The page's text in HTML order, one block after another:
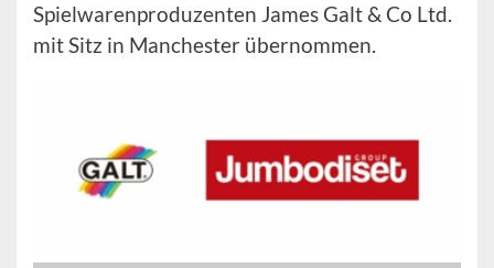
Spielwarenproduzenten James Galt & Co Ltd.
mit Sitz in Manchester übernommen.